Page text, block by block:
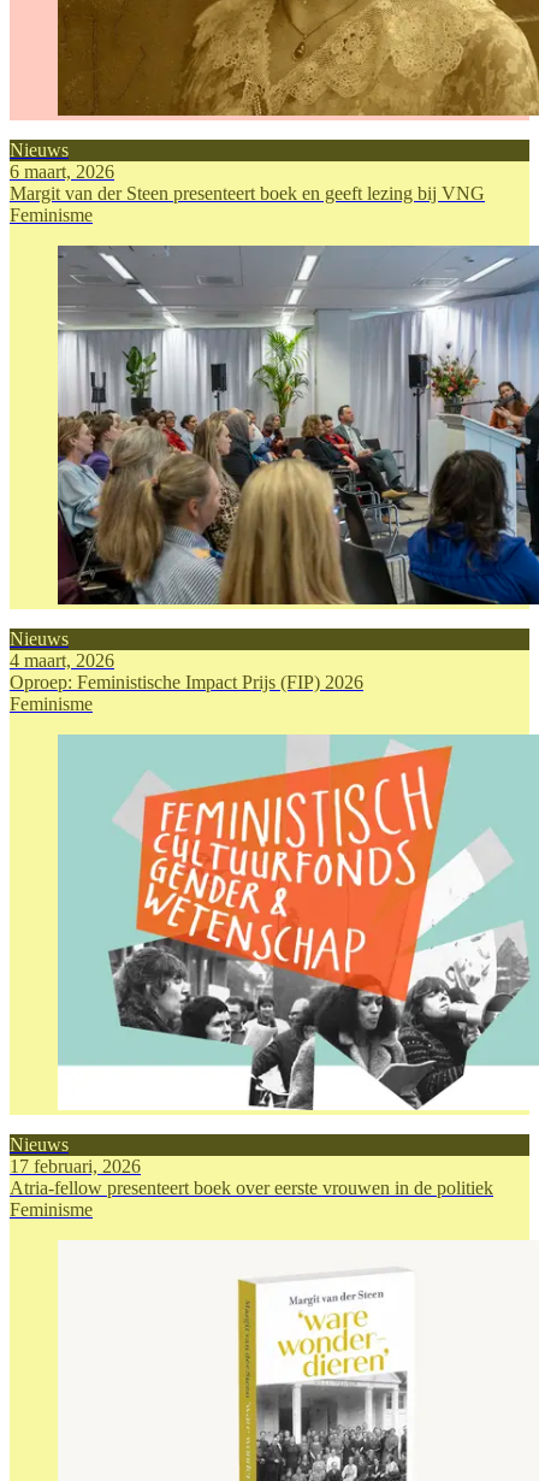
Nieuws
6 maart, 2026
Margit van der Steen presenteert boek en geeft lezing bij VNG
Feminisme
Nieuws
4 maart, 2026
Oproep: Feministische Impact Prijs (FIP) 2026
Feminisme
Nieuws
17 februari, 2026
Atria-fellow presenteert boek over eerste vrouwen in de politiek
Feminisme